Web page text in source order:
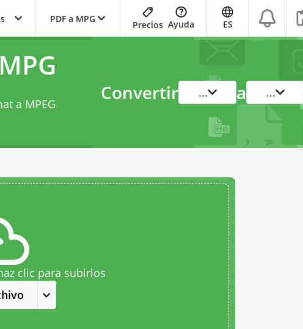
PDF a MPG
Precios Ayuda ES
a MPEG
Convertir ... a ...
clic para subirlos